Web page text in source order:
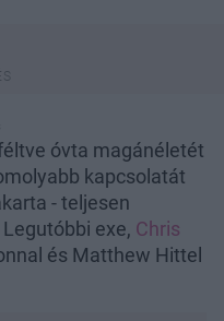
óvta magánéletét
kapcsolatát
- teljesen
exe, Chris
és Matthew Hittel